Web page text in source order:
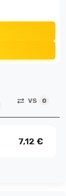
VS 0
7,12 €